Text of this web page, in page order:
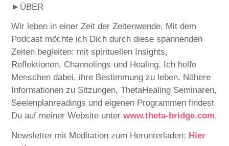
►ÜBER
Wir leben in einer Zeit der Zeitenwende. Mit dem
Podcast möchte ich Dich durch diese spannenden
Zeiten begleiten: mit spirituellen Insights,
Reflektionen, Channelings und Healing. Ich helfe
Menschen dabei, ihre Bestimmung zu leben. Nähere
Informationen zu Sitzungen, ThetaHealing Seminaren,
Seelenplanreadings und eigenen Programmen findest
Du auf meiner Website unter⁠⁠⁠⁠⁠⁠⁠⁠⁠⁠⁠⁠⁠⁠⁠⁠⁠⁠⁠⁠⁠⁠⁠⁠www.theta-bridge.com⁠⁠⁠⁠⁠⁠⁠⁠⁠⁠⁠⁠⁠⁠⁠⁠⁠⁠⁠⁠⁠⁠⁠⁠.
Newsletter mit Meditation zum Herunterladen: ⁠⁠⁠⁠⁠⁠⁠⁠⁠⁠⁠⁠⁠⁠⁠⁠⁠⁠⁠⁠⁠⁠⁠⁠Hier